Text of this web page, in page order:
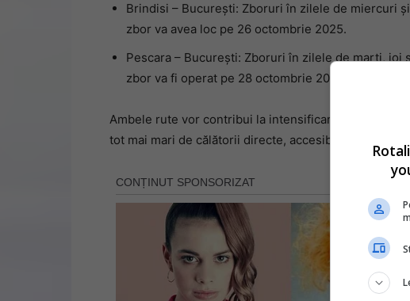
Brindisi – București: Zboruri în zilele de miercuri
zbor va avea loc pe 26 octombrie 2025.
Pescara – București: Zboruri în zilele de marți, joi
zbor va fi operat pe 28 octombrie 2025.
Ambele rute vor contribui la intensificarea legăturilor
tot mai mari de călătorii directe, accesibile și